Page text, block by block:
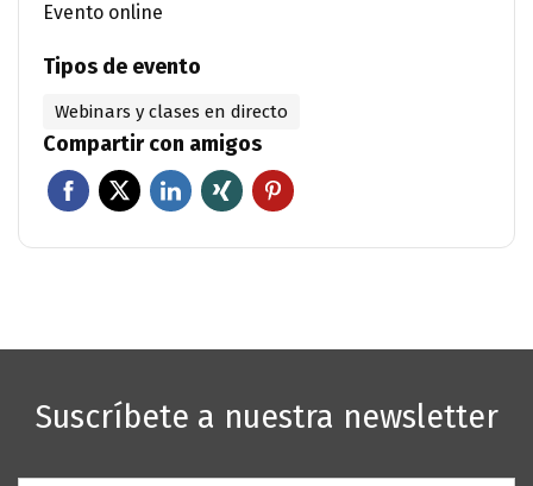
Evento online
Tipos de evento
Webinars y clases en directo
Compartir con amigos
Suscríbete a nuestra newsletter